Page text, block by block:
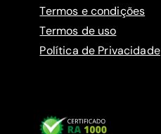
Termos e condições
Termos de uso
Política de Privacidade